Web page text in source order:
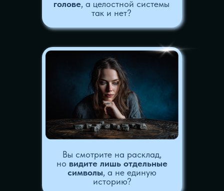
Рун для решения проблем,
но не понимаете, как это
У вас есть знания, нонет
уверенности, чтобы
консультировать других и
брать за это деньги?